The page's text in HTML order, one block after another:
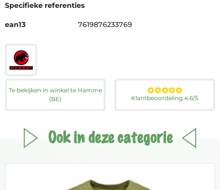
Specifieke referenties
ean13 7619876233769
Te bekijken in winkel te Hamme
(BE)
Klantbeoordeling 4.6/5
Ook in deze categorie